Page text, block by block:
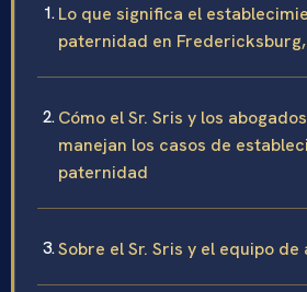
Lo que significa el
paternidad en
Cómo el Sr. Sris y los
manejan los casos de
paternidad
Sobre el Sr. Sris y el equipo de